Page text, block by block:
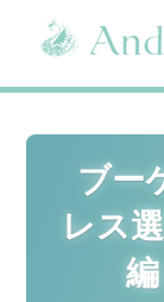
content
ブー
レス
編